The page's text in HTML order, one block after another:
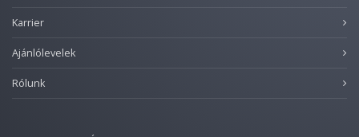
Karrier
Ajánlólevelek
Rólunk